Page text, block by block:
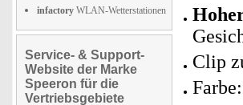
infactory WLAN-Wetterstationen
Service- & Support-
Website der Marke
Speeron für die
Vertriebsgebiete
Clip